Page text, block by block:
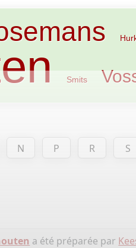
Smits
N P R S
a été préparée par